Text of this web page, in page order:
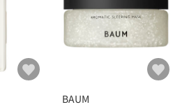
BAUM